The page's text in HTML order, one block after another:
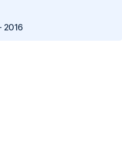
2016